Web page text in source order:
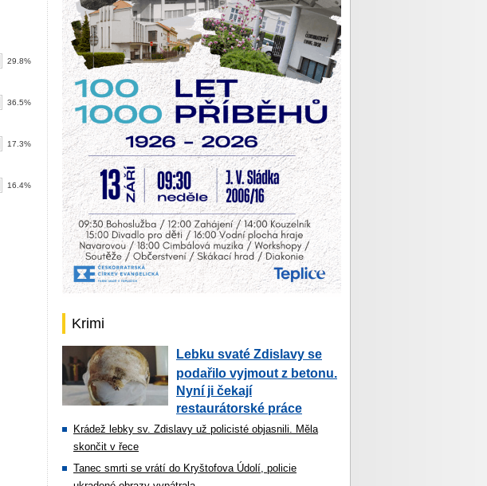
29.8%
36.5%
17.3%
16.4%
Krimi
Lebku svaté Zdislavy se
podařilo vyjmout z betonu.
Nyní ji čekají
restaurátorské práce
Krádež lebky sv. Zdislavy už policisté objasnili. Měla
skončit v řece
Tanec smrti se vrátí do Kryštofova Údolí, policie